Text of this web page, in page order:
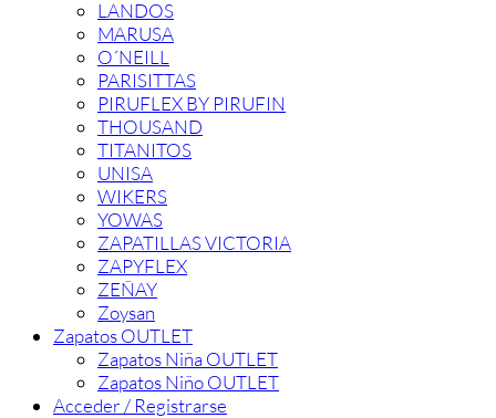
LANDOS
MARUSA
O´NEILL
PARISITTAS
PIRUFLEX BY PIRUFIN
THOUSAND
TITANITOS
UNISA
WIKERS
YOWAS
ZAPATILLAS VICTORIA
ZAPYFLEX
ZEÑAY
Zoysan
Zapatos OUTLET
Zapatos Niña OUTLET
Zapatos Niño OUTLET
Acceder / Registrarse